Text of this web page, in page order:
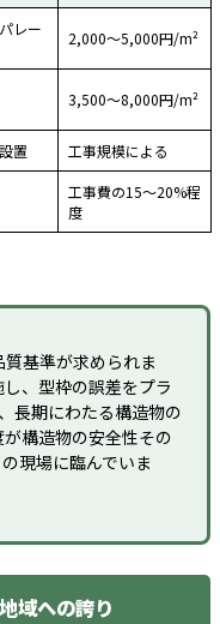
レー
2,000〜5,000円/m²
3,500〜8,000円/m²
置 工事規模による
工事費の15〜20%程
度
基準が求められま
、型枠の誤差をプラ
長期にわたる構造物の
構造物の安全性その
現場に臨んでいま
域への誇り